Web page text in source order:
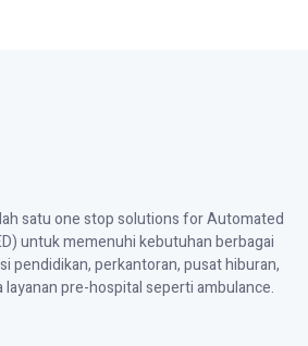
satu one stop solutions for Automated
untuk memenuhi kebutuhan berbagai
pendidikan, perkantoran, pusat hiburan,
pre-hospital seperti ambulance.